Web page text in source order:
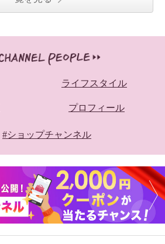
ライフスタイル
プロフィール
#ショップチャンネル